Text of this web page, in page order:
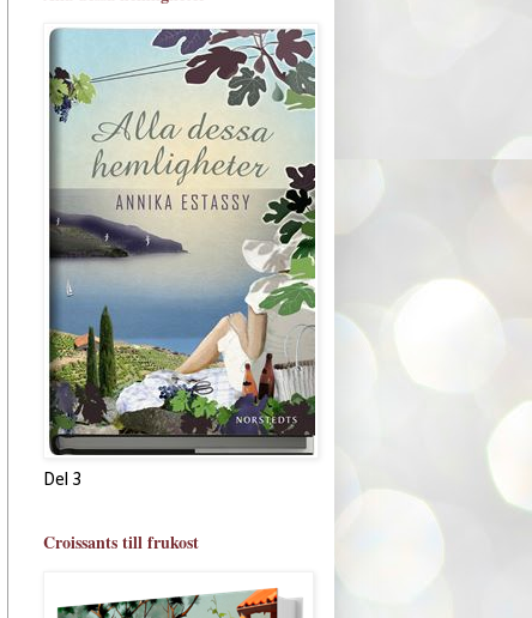
Del 3
Croissants till frukost